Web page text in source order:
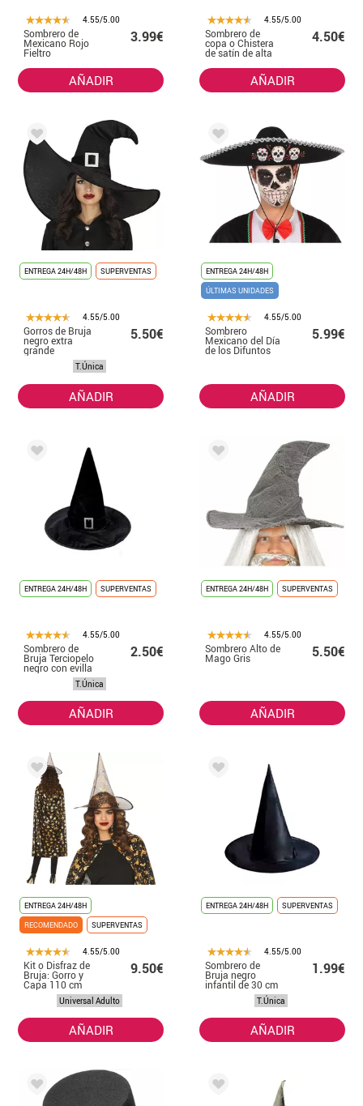
4.55/5.00
Sombrero de
Mexicano Rojo
Fieltro
3.99€
AÑADIR
4.55/5.00
Sombrero de
copa o Chistera
de satín de alta
58 cm
4.50€
AÑADIR
ENTREGA 24H/48H SUPERVENTAS
4.55/5.00
Gorros de Bruja
negro extra
grande
5.50€
T.Única
AÑADIR
ENTREGA 24H/48H
ÚLTIMAS UNIDADES
4.55/5.00
Sombrero
Mexicano del Día
de los Difuntos
5.99€
AÑADIR
ENTREGA 24H/48H SUPERVENTAS
4.55/5.00
Sombrero de
Bruja Terciopelo
negro con evilla
2.50€
T.Única
AÑADIR
ENTREGA 24H/48H SUPERVENTAS
4.55/5.00
Sombrero Alto de
Mago Gris 5.50€
AÑADIR
ENTREGA 24H/48H
RECOMENDADO
SUPERVENTAS
4.55/5.00
Kit o Disfraz de
Bruja: Gorro y
Capa 110 cm
9.50€
Universal Adulto
AÑADIR
ENTREGA 24H/48H SUPERVENTAS
4.55/5.00
Sombrero de
Bruja negro
infantil de 30 cm
1.99€
T.Única
AÑADIR